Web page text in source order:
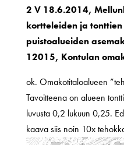
2 V 18.6.2014,
kortteleiden ja
puistoalueiden
12015, Kontulan
ok. Omakotitaloalueen
Tavoitteena on alueen
luvusta 0,2 lukuun 0,25.
kaava siis noin 10x